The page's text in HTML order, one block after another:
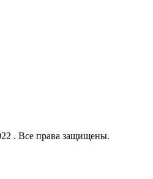
. Все права защищены.